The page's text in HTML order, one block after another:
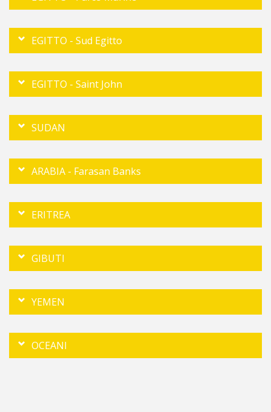
EGITTO - Sud Egitto
EGITTO - Saint John
SUDAN
ARABIA - Farasan Banks
ERITREA
GIBUTI
YEMEN
OCEANI